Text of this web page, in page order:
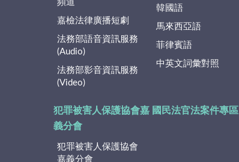
頻道
嘉檢法律廣播短劇
法務部語音資訊服務
(Audio)
法務部影音資訊服務
(Video)
韓國語
馬來西亞語
菲律賓語
中英文詞彙對照
犯罪被害人保護協會嘉
義分會
犯罪被害人保護協會
嘉義分會
國民法官法案件專區